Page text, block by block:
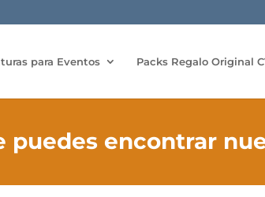
para Eventos Packs Regalo Original
puedes encontrar